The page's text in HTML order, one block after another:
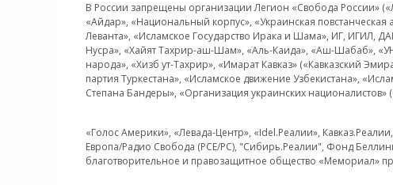
В России запрещены организации Легион «Свобода России»
«Айдар», «Национальный корпус», «Украинская
Леванта», «Исламское Государство Ирака и Шама», ИГ, ИГИЛ,
Нусра», «Хайят Тахрир-аш-Шам», «Аль-Каида», «Аш-Шабаб»,
народа», «Хизб ут-Тахрир», «Имарат Кавказ» («Кавказский
партия Туркестана», «Исламское движение Узбекистана»,
Степана Бандеры», «Организация украинских
«Голос Америки», «Левада-Центр», «Idel.Реалии»,
Европа/Радио Свобода (PCE/PC), "Сибирь.Реалии", Фонд
благотворительное и правозащитное общество «Мемориал»